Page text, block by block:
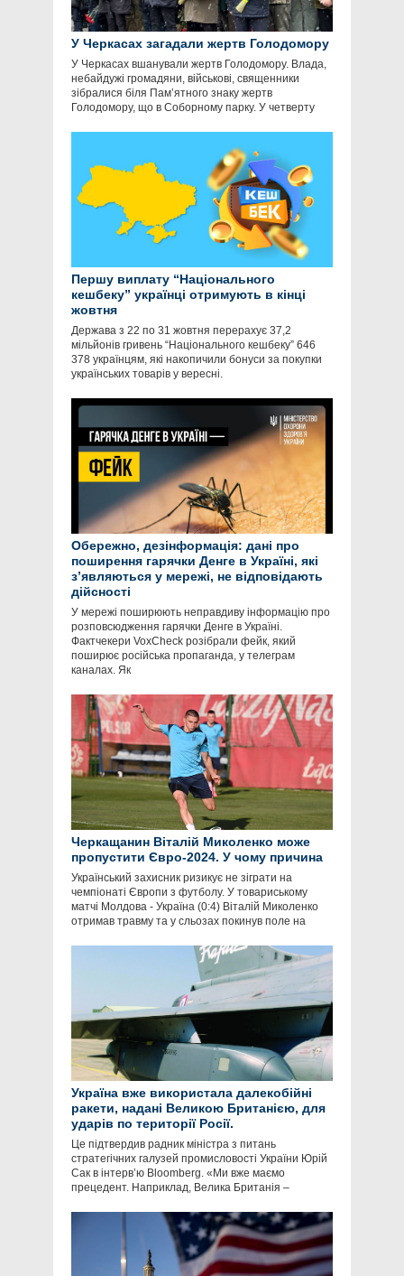
У Черкасах загадали жертв Голодомору
У Черкасах вшанували жертв Голодомору. Влада,
небайдужі громадяни, військові, священники
зібралися біля Пам’ятного знаку жертв
Голодомору, що в Соборному парку. У четверту
Першу виплату “Національного
кешбеку” українці отримують в кінці
жовтня
Держава з 22 по 31 жовтня перерахує 37,2
мільйонів гривень “Національного кешбеку” 646
378 українцям, які накопичили бонуси за покупки
українських товарів у вересні.
Обережно, дезінформація: дані про
поширення гарячки Денге в Україні, які
зʼявляються у мережі, не відповідають
дійсності
У мережі поширюють неправдиву інформацію про
розповсюдження гарячки Денге в Україні.
Фактчекери VoxCheck розібрали фейк, який
поширює російська пропаганда, у телеграм
каналах. Як
Черкащанин Віталій Миколенко може
пропустити Євро-2024. У чому причина
Український захисник ризикує не зіграти на
чемпіонаті Європи з футболу. У товариському
матчі Молдова - Україна (0:4) Віталій Миколенко
отримав травму та у сльозах покинув поле на
Україна вже використала далекобійні
ракети, надані Великою Британією, для
ударів по території Росії.
Це підтвердив радник міністра з питань
стратегічних галузей промисловості України Юрій
Сак в інтервʼю Bloomberg. «Ми вже маємо
прецедент. Наприклад, Велика Британія –